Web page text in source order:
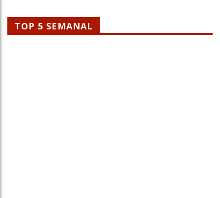
TOP 5 SEMANAL